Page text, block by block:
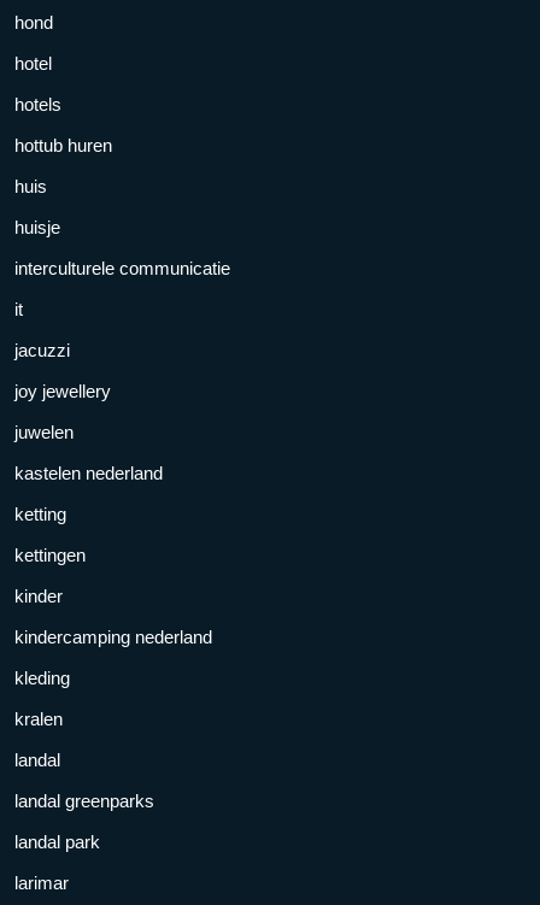
hond
hotel
hotels
hottub huren
huis
huisje
interculturele communicatie
it
jacuzzi
joy jewellery
juwelen
kastelen nederland
ketting
kettingen
kinder
kindercamping nederland
kleding
kralen
landal
landal greenparks
landal park
larimar